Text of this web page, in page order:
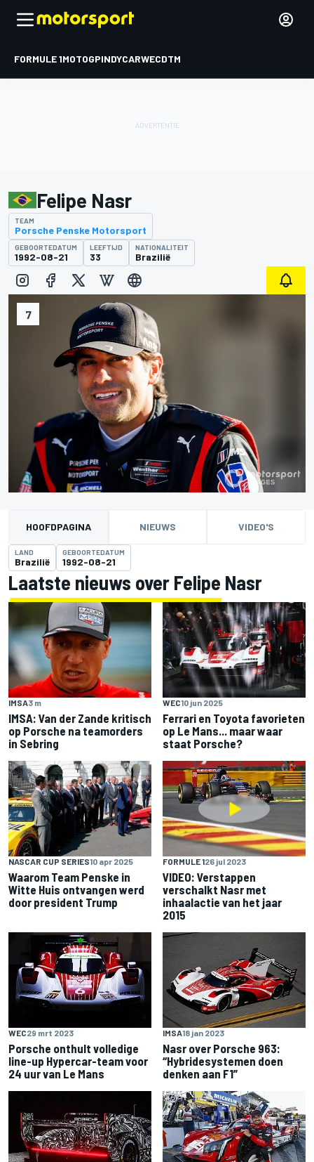
FORMULE 1MOTOGPINDYCARWECDTM
7
Felipe Nasr
TEAM
Porsche Penske Motorsport
GEBOORTEDATUM
1992-08-21
LEEFTIJD
33
NATIONALITEIT
Brazilië
HOOFDPAGINA NIEUWS VIDEO'S
LAND
Brazilië
GEBOORTEDATUM
1992-08-21
Laatste nieuws over Felipe Nasr
IMSA3 m
IMSA: Van der Zande kritisch
op Porsche na teamorders
in Sebring
WEC10 jun 2025
Ferrari en Toyota favorieten
op Le Mans... maar waar
staat Porsche?
NASCAR CUP SERIES10 apr 2025
Waarom Team Penske in
Witte Huis ontvangen werd
door president Trump
FORMULE 126 jul 2023
VIDEO: Verstappen
verschalkt Nasr met
inhaalactie van het jaar
2015
WEC29 mrt 2023
Porsche onthult volledige
line-up Hypercar-team voor
24 uur van Le Mans
IMSA18 jan 2023
Nasr over Porsche 963:
“Hybridesystemen doen
denken aan F1”